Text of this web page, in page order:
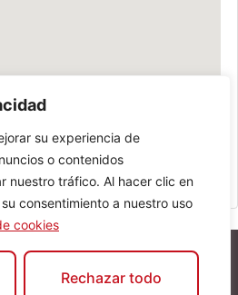
su experiencia de
o contenidos
nuestro tráfico. Al hacer clic en
consentimiento a nuestro uso
cookies
Rechazar todo